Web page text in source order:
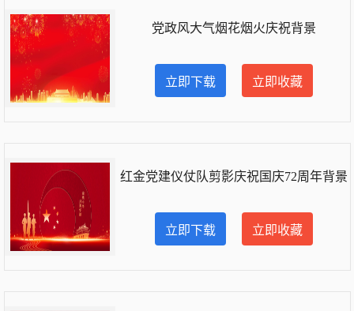
党政风大气烟花烟火庆祝背景
立即下载 立即收藏
红金党建仪仗队剪影庆祝国庆72周年背景
立即下载 立即收藏